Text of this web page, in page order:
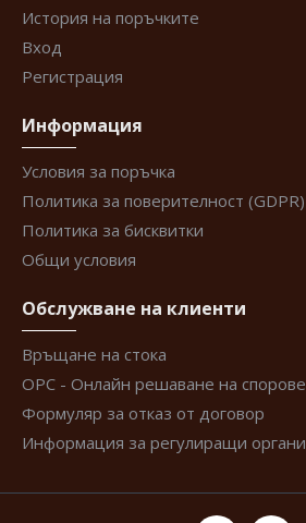
История на поръчките
Вход
Регистрация
Информация
Условия за поръчка
Политика за поверителност (GDPR)
Политика за бисквитки
Общи условия
Обслужване на клиенти
Връщане на стока
ОРС - Онлайн решаване на спорове
Формуляр за отказ от договор
Информация за регулиращи органи